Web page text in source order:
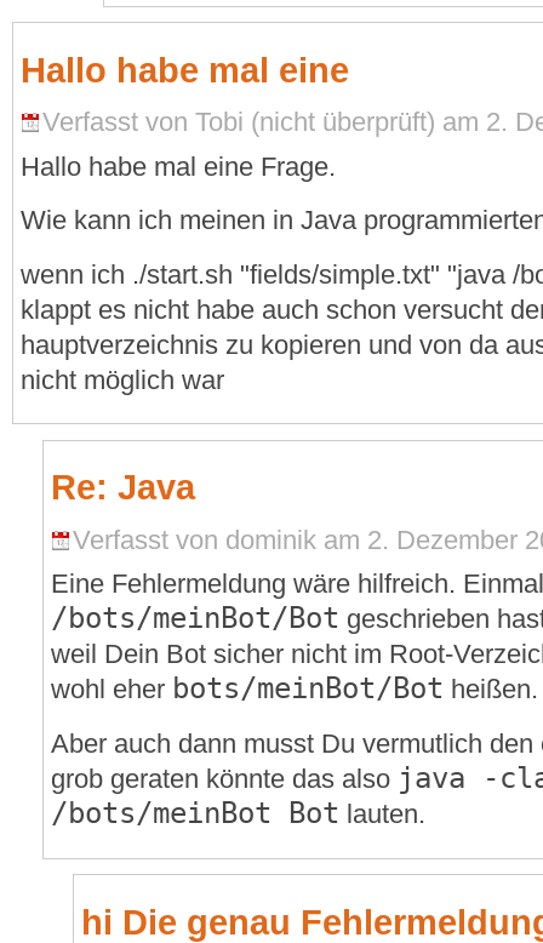
Hallo habe mal eine
Verfasst von Tobi (nicht überprüft) am 2.
Hallo habe mal eine Frage.
Wie kann ich meinen in Java
wenn ich ./start.sh "fields/simple.txt" "java /
klappt es nicht habe auch schon versucht
hauptverzeichnis zu kopieren und von da
nicht möglich war
Re: Java
Verfasst von dominik am 2. Dezember
Eine Fehlermeldung wäre hilfreich.
/bots/meinBot/Bot geschrieben
weil Dein Bot sicher nicht im Root-
wohl eher bots/meinBot/Bot heißen.
Aber auch dann musst Du vermutlich
grob geraten könnte das also java -
/bots/meinBot Bot lauten.
hi Die genau